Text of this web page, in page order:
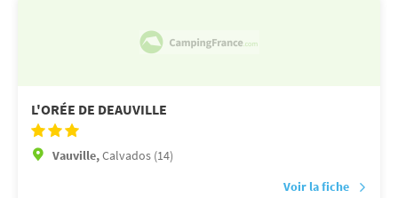
L'ORÉE DE DEAUVILLE
Vauville,Calvados (14)
Voir la fiche